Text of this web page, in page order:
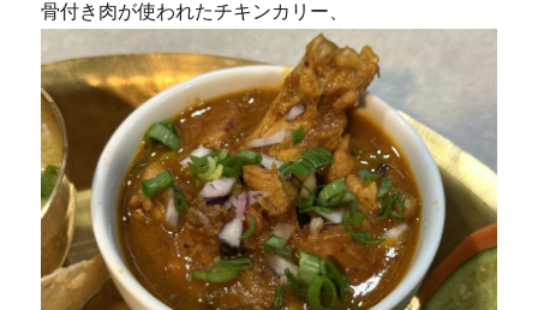
骨付き肉が使われたチキンカリー、